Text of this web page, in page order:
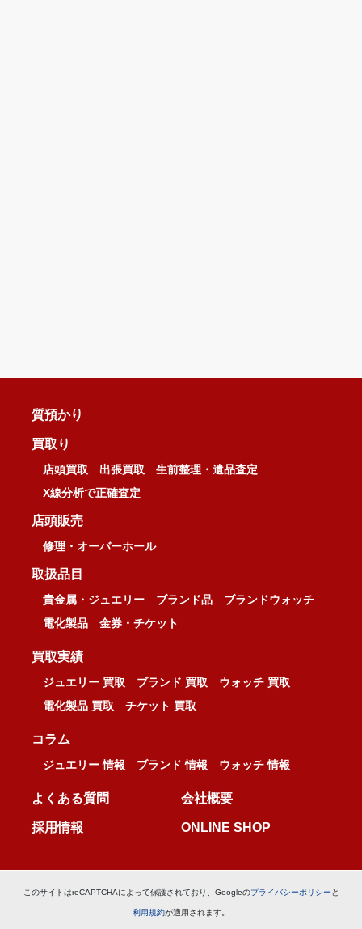
質預かり
買取り
店頭買取 出張買取
生前整理・遺品査定
X線分析で正確査定
店頭販売
修理・オーバーホール
取扱品目
貴金属・ジュエリー ブランド品
ブランドウォッチ
電化製品
金券・チケット
買取実績
ジュエリー 買取 ブランド 買取
ウォッチ 買取
電化製品 買取
チケット 買取
コラム
ジュエリー 情報 ブランド 情報 ウォッチ 情報
よくある質問 会社概要
採用情報 ONLINE SHOP
このサイトはreCAPTCHAによって保護されており、Googleのプライバシーポリシー と
利用規約が適用されます。